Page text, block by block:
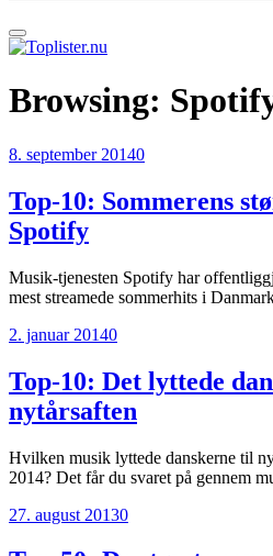
Browsing:
8. september 20140
Top-10: Sommerens
Spotify
Musik-tjenesten Spotify har
mest streamede sommerhits i
2. januar 20140
Top-10: Det lyttede
nytårsaften
Hvilken musik lyttede danskerne til
2014? Det får du svaret på gennem
27. august 20130